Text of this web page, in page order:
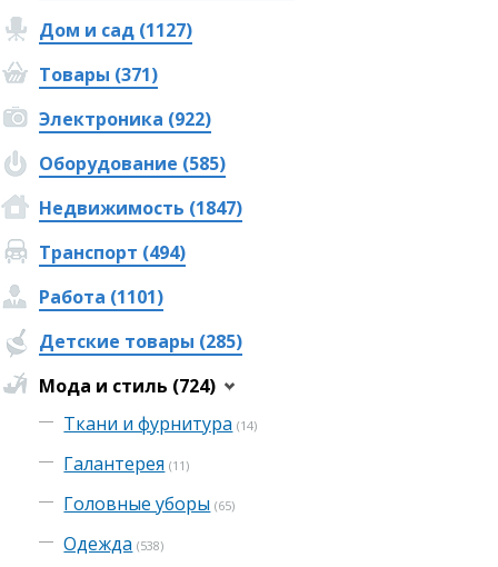
Дом и сад (1127)
Товары (371)
Электроника (922)
Оборудование (585)
Недвижимость (1847)
Транспорт (494)
Работа (1101)
Детские товары (285)
Мода и стиль (724)
Ткани и фурнитура (14)
Галантерея (11)
Головные уборы (65)
Одежда (538)